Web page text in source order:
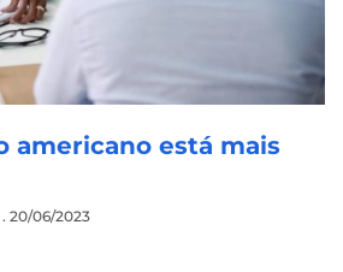
americano está mais
20/06/2023